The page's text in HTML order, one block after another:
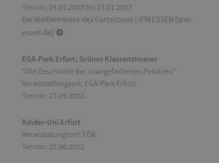
Termin: 24.01.2023 bis 27.01.2023
Die Weltleitmesse des Gartenbaus | IPM ESSEN (ipm-
essen.de)
EGA-Park Erfurt, Grünes Klassenzimmer
"Die Geschichte der orangefarbenen Petunien"
Veranstaltungsort: EGA-Park Erfurt
Termin: 27.09.2022
Kinder-Uni Erfurt
Veranstatungsort: FGK
Termin: 22.06.2022